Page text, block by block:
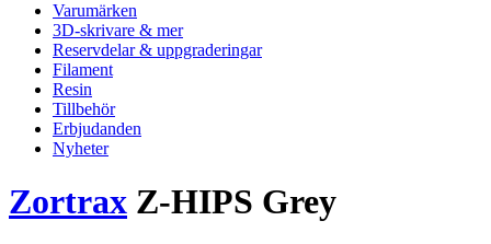
Varumärken
3D-skrivare & mer
Reservdelar & uppgraderingar
Filament
Resin
Tillbehör
Erbjudanden
Nyheter
Zortrax Z-HIPS Grey